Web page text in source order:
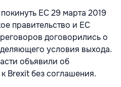
ЕС 29 марта 2019
правительство и ЕС
договорились о
условия выхода.
объявили об
Brexit без соглашения.